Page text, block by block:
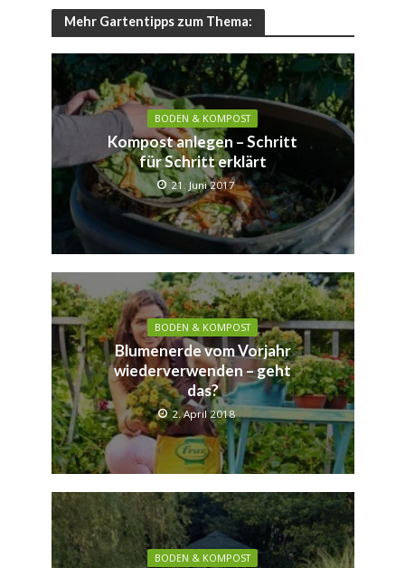
Mehr Gartentipps zum Thema:
BODEN & KOMPOST
Kompost anlegen – Schritt
für Schritt erklärt
21. Juni 2017
BODEN & KOMPOST
Blumenerde vom Vorjahr
wiederverwenden – geht
das?
2. April 2018
BODEN & KOMPOST